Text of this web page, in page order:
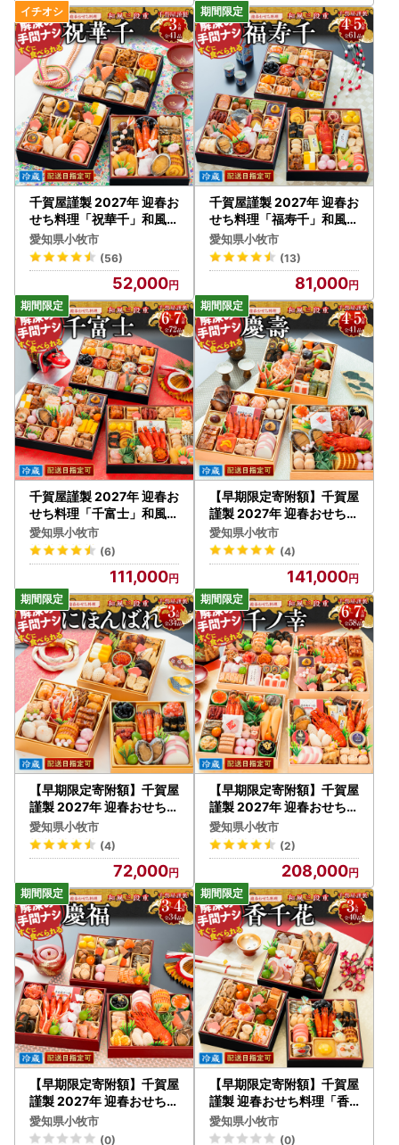
千賀屋謹製 2027年 迎春お
せち料理「祝華千」和風三
段重 3人前 全41品 冷蔵 お
せち料理 [035S03]
愛知県小牧市
(56)
52,000
千賀屋謹製 2027年 迎春お
せち料理「福寿千」和風三
段重 4～5人前 全61品 冷
蔵 おせち料理[035S05]
愛知県小牧市
(13)
81,000
千賀屋謹製 2027年 迎春お
せち料理「千富士」和風三
段重 6～7人前 全72品 冷
蔵 おせち料理[035S06]
愛知県小牧市
(6)
111,000
【早期限定寄附額】千賀屋
謹製 2027年 迎春おせち料
理 「慶壽」和風三段重 4
～5人前 全41品 冷蔵 おせ
ち料理 [035S08]
愛知県小牧市
(4)
141,000
【早期限定寄附額】千賀屋
謹製 2027年 迎春おせち料
理「にほんばれ」和風三段
重 3人前 全34品 冷蔵おせ
ち料理 [035S10]
愛知県小牧市
(4)
72,000
【早期限定寄附額】千賀屋
謹製 2027年 迎春おせち料
理「千ノ幸」和風与段重 6
～7人前 全58品 冷蔵おせ
ち料理 [035S17]
愛知県小牧市
(2)
208,000
【早期限定寄附額】千賀屋
謹製 2027年 迎春おせち料
理「慶福」和風三段重 3～
4人前 全34品 冷蔵 おせち
愛知県小牧市
(0)
【早期限定寄附額】千賀屋
謹製 迎春おせち料理「香
千花」和風三段重 3人前
全40品 冷蔵おせち料理 [0
愛知県小牧市
(0)